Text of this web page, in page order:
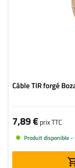
Câble TIR forgé
7,89 €prix TTC
Produit disponible